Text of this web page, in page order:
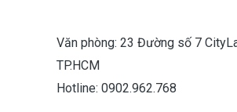
Văn phòng: 23 Đường số 7
TP.HCM
Hotline: 0902.962.768